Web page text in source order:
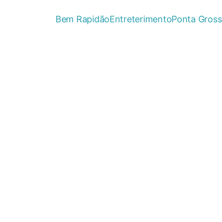
Bem RapidãoEntreterimentoPonta